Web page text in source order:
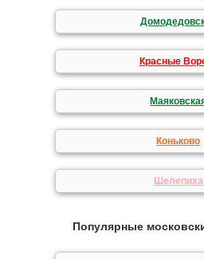
Красные
Коньково
Шелепиха
Популярные